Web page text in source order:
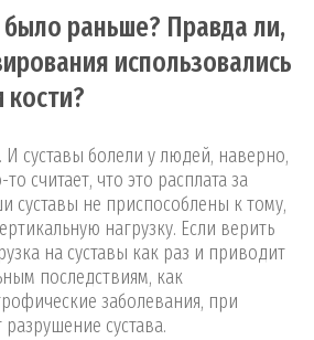
раньше? Правда ли,
использовались
суставы болели у людей, наверно,
считает, что это расплата за
суставы не приспособлены к тому,
нагрузку. Если верить
на суставы как раз и приводит
последствиям, как
заболевания, при
сустава.